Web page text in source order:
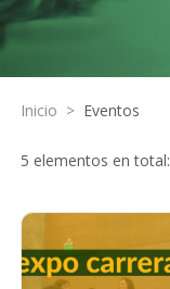
Inicio > Eventos
5 elementos en total: